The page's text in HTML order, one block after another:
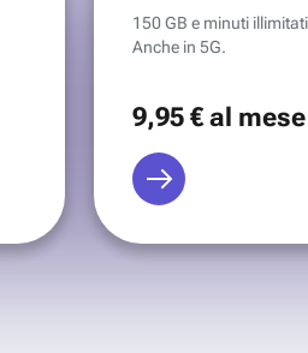
150 GB e minuti
Anche in 5G.
9,95 €al mese